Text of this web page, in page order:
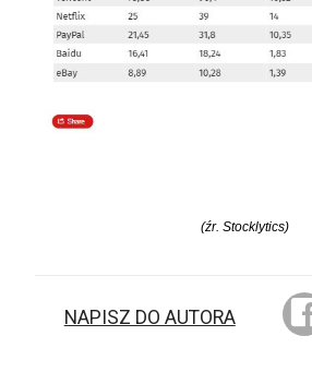
(źr. Stocklytics)
NAPISZ DO AUTORA